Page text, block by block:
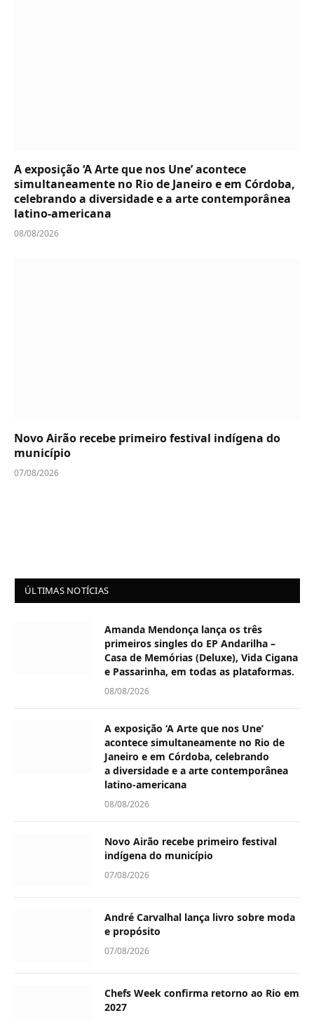
A exposição ‘A Arte que nos Une’ acontece
simultaneamente no Rio de Janeiro e em Córdoba,
celebrando a diversidade e a arte contemporânea
latino-americana
08/08/2026
Novo Airão recebe primeiro festival indígena do
município
07/08/2026
ÚLTIMAS NOTÍCIAS
Amanda Mendonça lança os três
primeiros singles do EP Andarilha –
Casa de Memórias (Deluxe), Vida Cigana
e Passarinha, em todas as plataformas.
08/08/2026
A exposição ‘A Arte que nos Une’
acontece simultaneamente no Rio de
Janeiro e em Córdoba, celebrando
a diversidade e a arte contemporânea
latino-americana
08/08/2026
Novo Airão recebe primeiro festival
indígena do município
07/08/2026
André Carvalhal lança livro sobre moda
e propósito
07/08/2026
Chefs Week confirma retorno ao Rio em
2027